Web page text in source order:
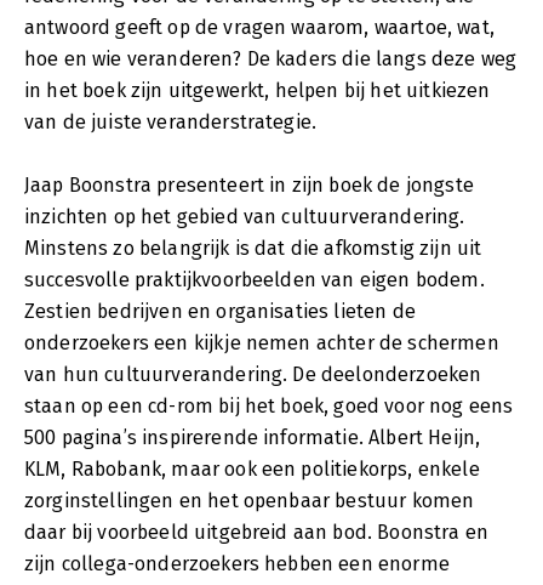
antwoord geeft op de vragen waarom, waartoe, wat,
hoe en wie veranderen? De kaders die langs deze weg
in het boek zijn uitgewerkt, helpen bij het uitkiezen
van de juiste veranderstrategie.
Jaap Boonstra presenteert in zijn boek de jongste
inzichten op het gebied van cultuurverandering.
Minstens zo belangrijk is dat die afkomstig zijn uit
succesvolle praktijkvoorbeelden van eigen bodem.
Zestien bedrijven en organisaties lieten de
onderzoekers een kijkje nemen achter de schermen
van hun cultuurverandering. De deelonderzoeken
staan op een cd-rom bij het boek, goed voor nog eens
500 pagina’s inspirerende informatie. Albert Heijn,
KLM, Rabobank, maar ook een politiekorps, enkele
zorginstellingen en het openbaar bestuur komen
daar bij voorbeeld uitgebreid aan bod. Boonstra en
zijn collega-onderzoekers hebben een enorme